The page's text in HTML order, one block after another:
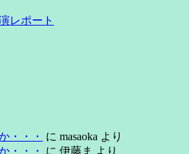
レポート
・・・ に masaoka より
・・・
に 伊藤ま より